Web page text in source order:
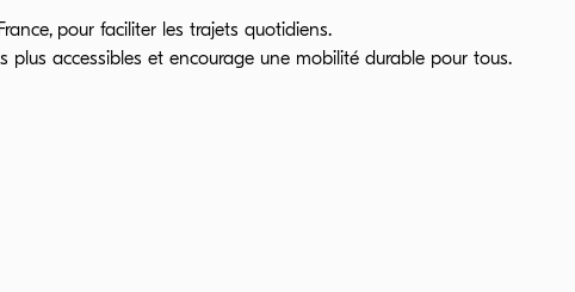
pour faciliter les trajets quotidiens.
accessibles et encourage une mobilité durable pour tous.